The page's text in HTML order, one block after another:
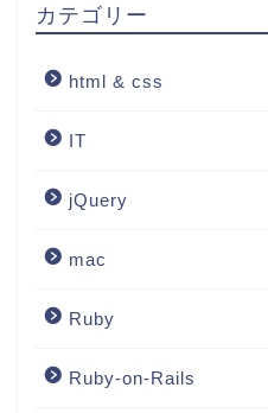
カテゴリー
html & css
IT
jQuery
mac
Ruby
Ruby-on-Rails